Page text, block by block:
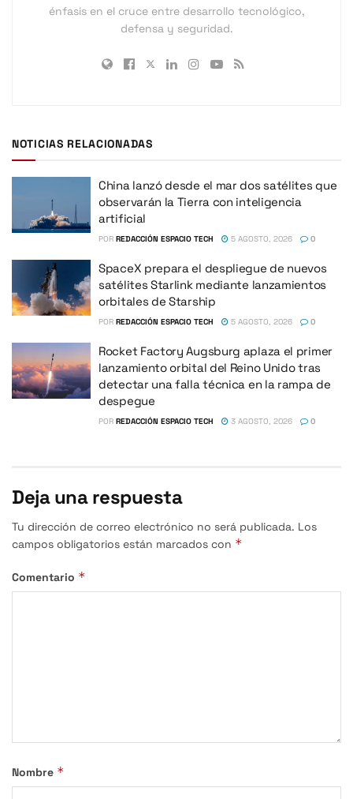
énfasis en el cruce entre desarrollo tecnológico,
defensa y seguridad.
NOTICIAS RELACIONADAS
China lanzó desde el mar dos satélites que
observarán la Tierra con inteligencia
artificial
POR REDACCIÓN ESPACIO TECH 5 AGOSTO, 2026 0
SpaceX prepara el despliegue de nuevos
satélites Starlink mediante lanzamientos
orbitales de Starship
POR REDACCIÓN ESPACIO TECH 5 AGOSTO, 2026 0
Rocket Factory Augsburg aplaza el primer
lanzamiento orbital del Reino Unido tras
detectar una falla técnica en la rampa de
despegue
POR REDACCIÓN ESPACIO TECH 3 AGOSTO, 2026 0
Deja una respuesta
Tu dirección de correo electrónico no será publicada. Los
campos obligatorios están marcados con *
Comentario *
Nombre *